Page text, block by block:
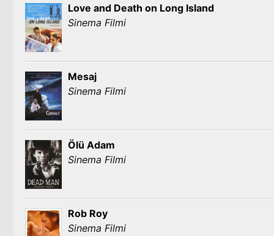
Love and Death on Long Island
Sinema Filmi
Mesaj
Sinema Filmi
Ölü Adam
Sinema Filmi
Rob Roy
Sinema Filmi